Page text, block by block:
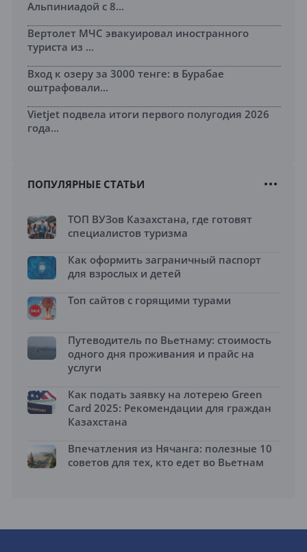
Альпиниадой с 8...
Вертолет МЧС эвакуировал иностранного
туриста из ...
Вход к озеру за 3000 тенге: в Бурабае
оштрафовали...
Vietjet подвела итоги первого полугодия 2026
года...
ПОПУЛЯРНЫЕ СТАТЬИ
ТОП ВУЗов Казахстана, где готовят
специалистов туризма
Как оформить заграничный паспорт
для взрослых и детей
Топ сайтов с горящими турами
Путеводитель по Вьетнаму: стоимость
одного дня проживания и прайс на
услуги
Как подать заявку на лотерею Green
Card 2025: Рекомендации для граждан
Казахстана
Впечатления из Нячанга: полезные 10
советов для тех, кто едет во Вьетнам